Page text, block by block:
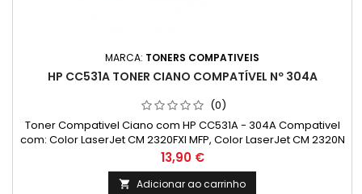
MARCA: TONERS COMPATIVEIS
HP CC531A TONER CIANO COMPATÍVEL Nº 304A
(0)
Toner Compativel Ciano com HP CC531A - 304A Compativel
com: Color LaserJet CM 2320FXI MFP, Color LaserJet CM 2320N
MFPColor, LaserJet CM 2320NF MFP, Color LaserJet CP
2020, Color LaserJet CM 2323, Color LaserJet CP 2025, Color
LaserJet CP 2025DN, Color LaserJet CP 2025N, Color LaserJet
Preço
13,90 €
 Adicionar ao carrinho